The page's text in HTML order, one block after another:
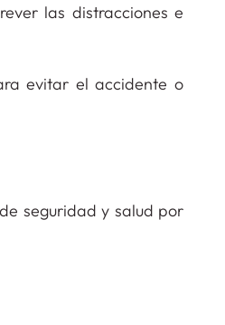
las distracciones e
evitar el accidente o
seguridad y salud por